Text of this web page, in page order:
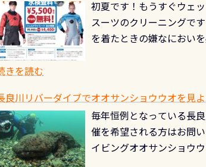
初夏です！もうすぐウェ
スーツのクリーニングで
を着たときの嫌なにおい
ル(穴)がないか確認冬に
ルブのオーバーホール排
ーホールも非常に大切で
過ぎて急浮上…なんて事
きを読む
良川リバーダイブでオオサンショウウオを見
毎年恒例となっている長
催を希望される方はお問
イビングオオサンショウ